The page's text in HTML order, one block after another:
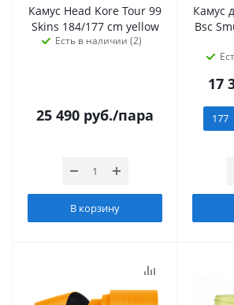
Камус Head Kore Tour 99
Skins 184/177 cm yellow
Есть в наличии (2)
25 490 руб./пара
В корзину
Камус
Bsc
17
177